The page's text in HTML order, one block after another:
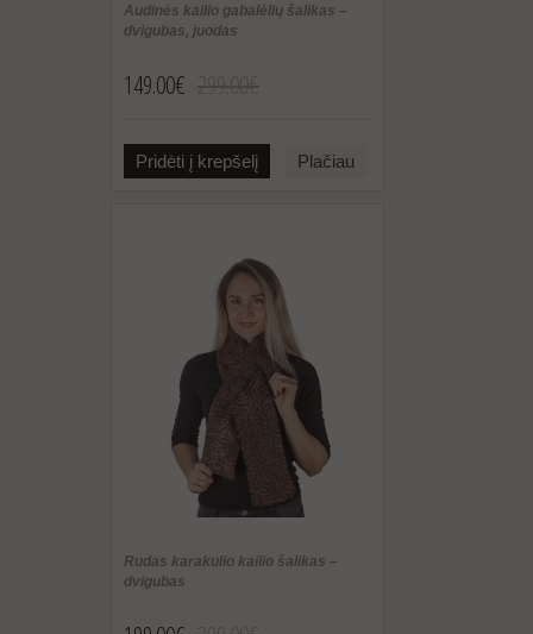
Audinės kailio gabalėlių šalikas –
dvigubas, juodas
149.00€
Pridėti į krepšelį Plačiau
Rudas karakulio kailio šalikas –
dvigubas